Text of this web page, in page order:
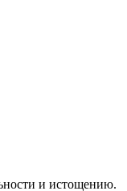
и истощению.